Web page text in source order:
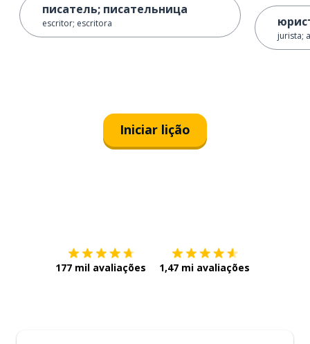
писатель; писательница
escritor; escritora
jurista;
Iniciar lição
177 mil avaliações 1,47 mi avaliações